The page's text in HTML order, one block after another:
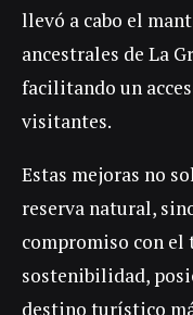
llevó a cabo el
ancestrales de La
facilitando un
visitantes.
Estas mejoras no
reserva natural,
compromiso con el
sostenibilidad,
destino turístico